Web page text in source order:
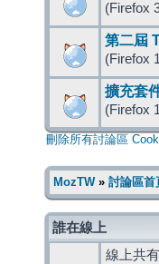
(Firefox
第二屆
(Firefox
擴充套
(Firefox
刪除所有討論區
MozTW» 討論區首
誰在線上
線上共有